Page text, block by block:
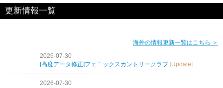
更新情報一覧
海外の情報更新一覧はこちら ＞
2026-07-30
[高度データ修正]フェニックスカントリークラブ
Update
2026-07-30